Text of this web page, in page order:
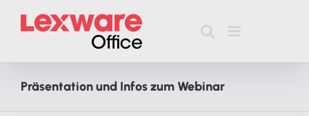
Zum
Inhalt
Präsentation und Infos zum Webinar